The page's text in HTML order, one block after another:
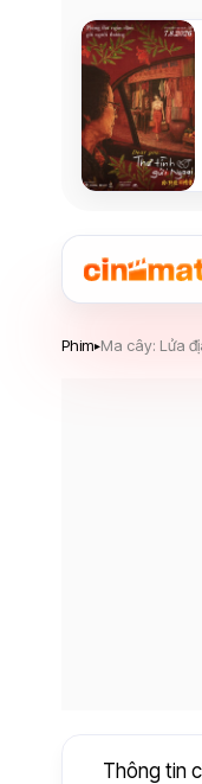
Phim▸Ma cây: Lửa
Thông tin